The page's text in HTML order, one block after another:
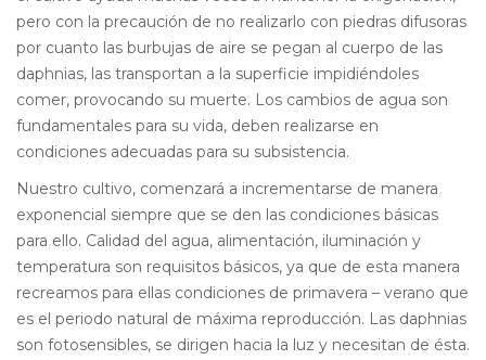
pero con la precaución de no realizarlo con piedras difusoras
por cuanto las burbujas de aire se pegan al cuerpo de las
daphnias, las transportan a la superficie impidiéndoles
comer, provocando su muerte. Los cambios de agua son
fundamentales para su vida, deben realizarse en
condiciones adecuadas para su subsistencia.
Nuestro cultivo, comenzará a incrementarse de manera
exponencial siempre que se den las condiciones básicas
para ello. Calidad del agua, alimentación, iluminación y
temperatura son requisitos básicos, ya que de esta manera
recreamos para ellas condiciones de primavera – verano que
es el periodo natural de máxima reproducción. Las daphnias
son fotosensibles, se dirigen hacia la luz y necesitan de ésta.